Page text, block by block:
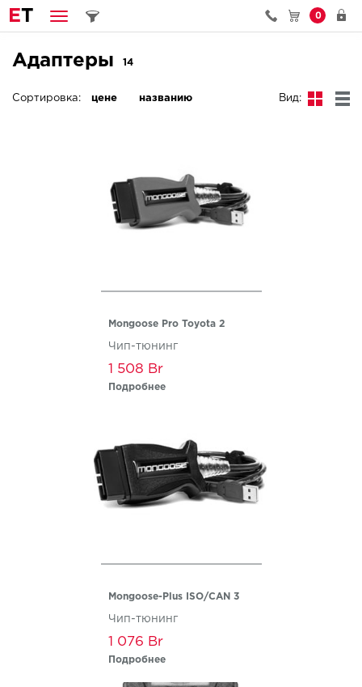
ET 0
Адаптеры 14
Вид:
Сортировка: цене названию
Mongoose Pro Toyota 2
Чип-тюнинг
1 508
Подробнее
Mongoose-Plus ISO/CAN 3
Чип-тюнинг
1 076
Подробнее